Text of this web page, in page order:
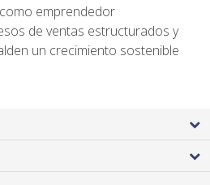
emprendedor
de ventas estructurados y
un crecimiento sostenible